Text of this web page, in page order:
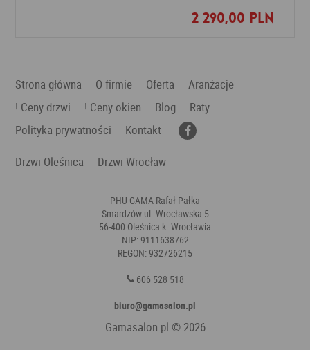
2 290,00 PLN
Dodaj do ulubionych
Strona główna O firmie Oferta
Aranżacje
! Ceny drzwi
! Ceny okien Blog
Raty
Polityka prywatności
Kontakt
Drzwi Oleśnica
Drzwi Wrocław
PHU GAMA Rafał Pałka
Smardzów ul. Wrocławska 5
56-400 Oleśnica k. Wrocławia
NIP: 9111638762
REGON: 932726215
606 528 518
biuro@gamasalon.pl
Gamasalon.pl © 2026